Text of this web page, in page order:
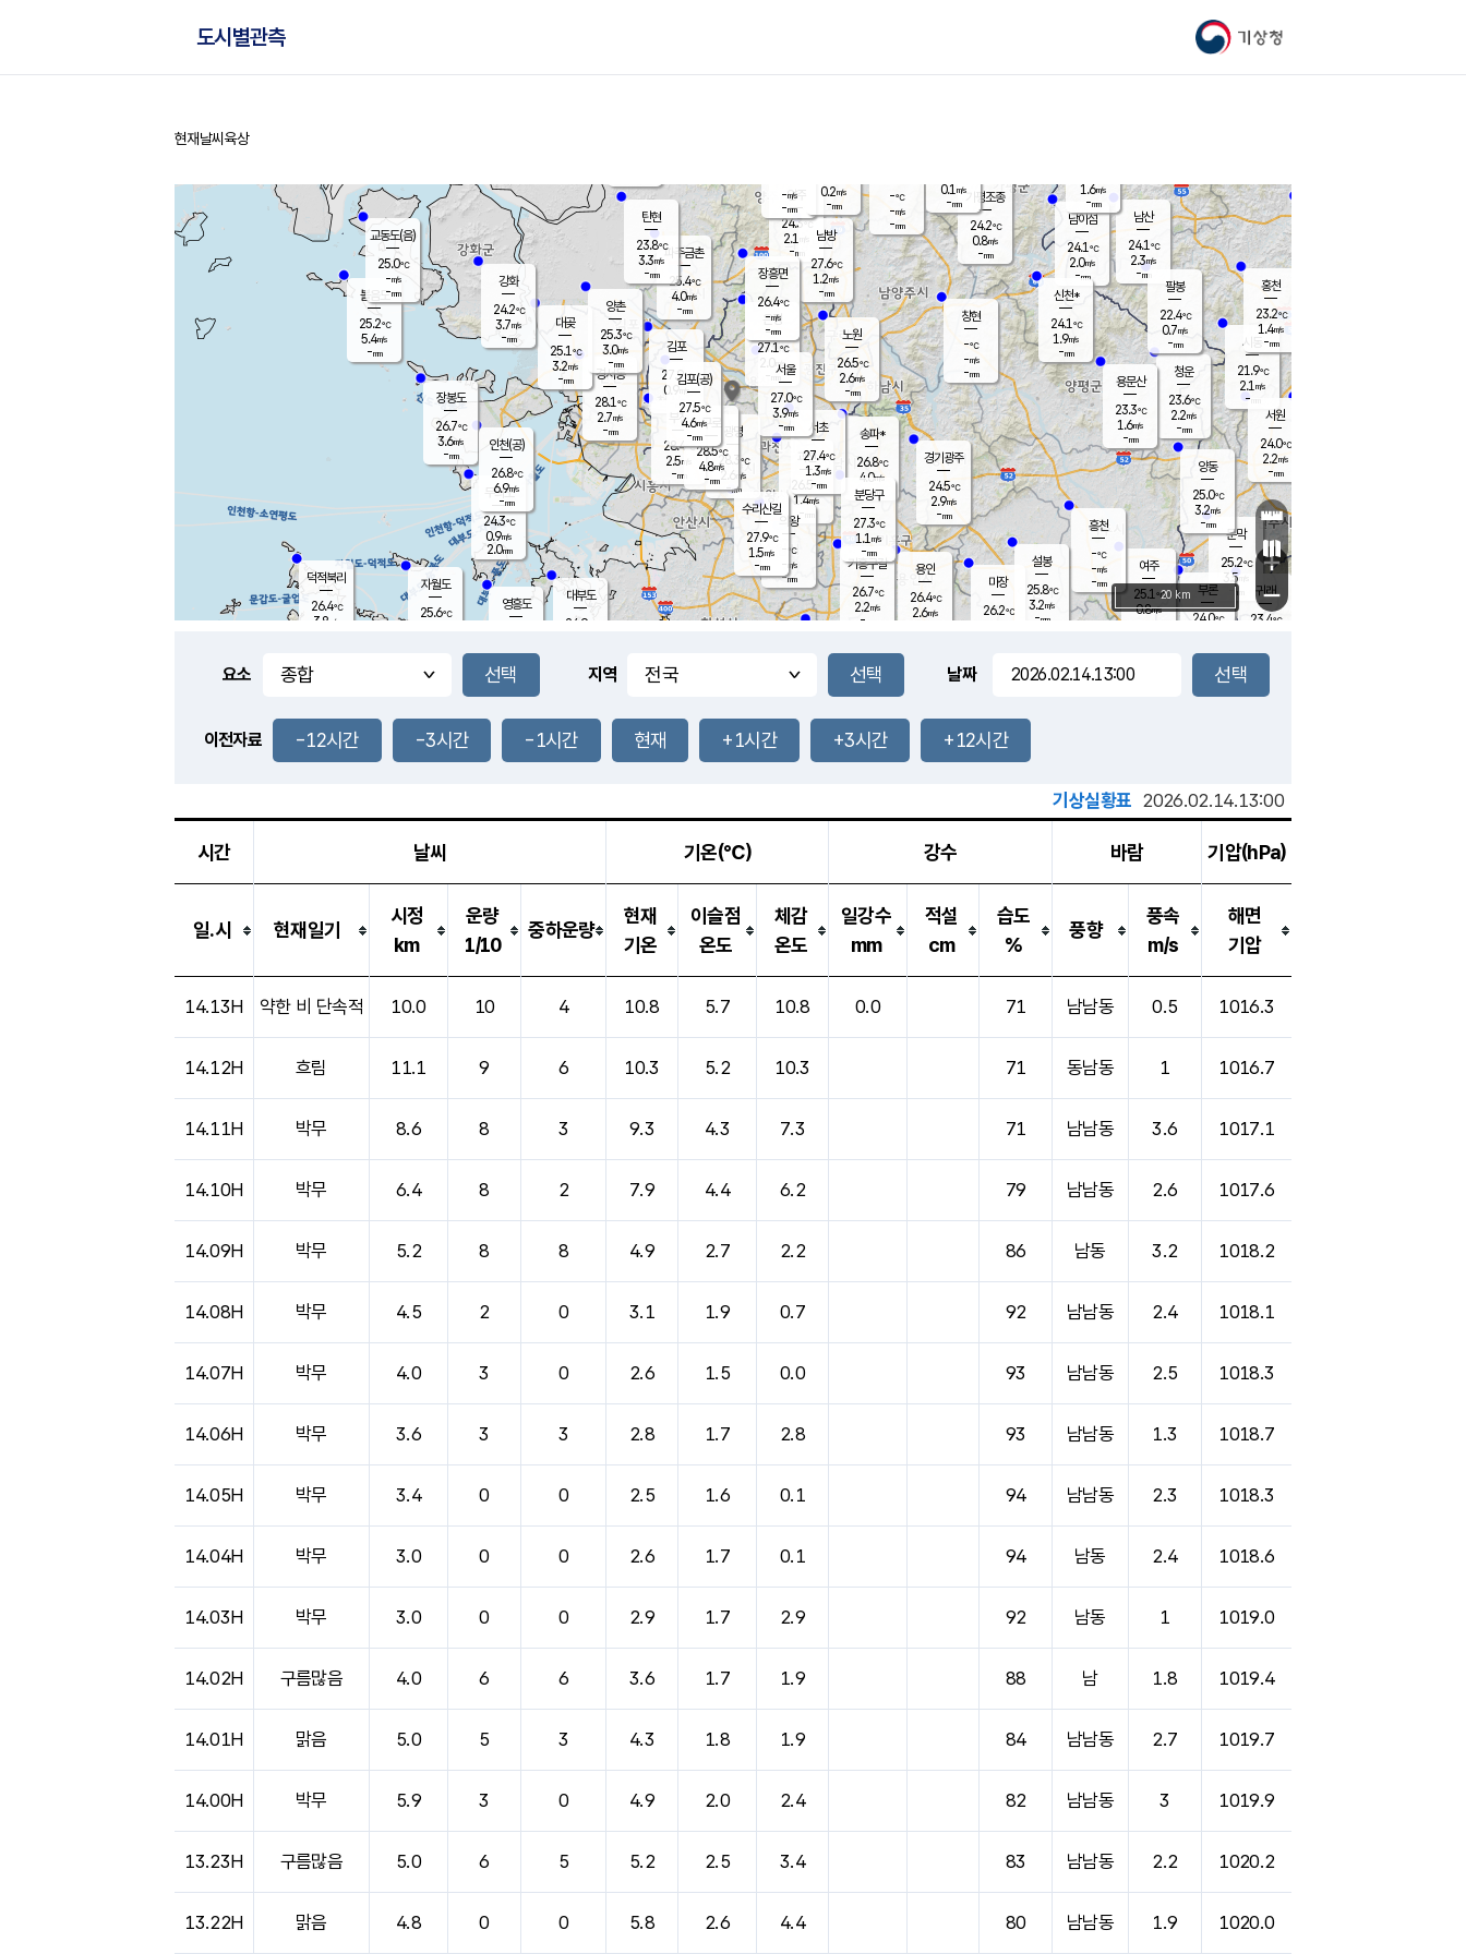
기상청
도시별관측
홈
현재날씨 육상
풍도
2.8m/s
0.5
문막
25.2℃
3.5m/s
mm
남이섬
24.1℃
2.0m/s
-mm
무의도
24.3℃
0.9m/s
2.0mm
영흥도
볼음도
25.2℃
5.4m/s
-mm
자월도
25.6℃
양주
24.3℃
2.1
-mm
부론
24.0℃
과천
26.5℃
1.4m/s
- mm
남산
24.1℃
2.3m/s
-mm
장봉도
26.7℃
3.6m/s
-mm
9.0mm
청운
23.6℃
2.2m/s
-mm
팔봉
22.4℃
0.7m/s
-mm
-mm
용인
26.4℃
2.6m/s
여주
25.1℃
0.8m/s
양동
25.0℃
3.2m/s
-mm
경기광주
24.5℃
2.9m/s
-mm
장호원
1.6m/s
-mm
25.8
℃
대부도
24.9
-
경서동
28.1℃
2.7m/s
-mm
파주금촌
25.4℃
4.0m/s
-mm
가평조종
24.2℃
0.8m/s
-mm
-℃
-m/s
-mm
대곶
25.1℃
3.2m/s
-mm
신천*
24.1℃
1.9m/s
-mm
창현
-℃
-m/s
-mm
탄현
23.8℃
3.3m/s
-mm
0.1 m/s
-mm
26.4℃
1.0m/s
-mm
흥천
-℃
-m/s
-mm
마장
26.2℃
의왕
- ℃
-m/s
-mm
김포
27.9℃
0.9 m/s
mm
설봉
25.8℃
3.2m/s
-mm
광명
28.3 ℃
2.6 m/s
-mm
부천
28.4℃
2.5m/s
-mm
-mm
양촌
25.3℃
3.0m/s
-mm
구로
28.5℃
4.8m/s
-mm
은평
27.1℃
2.0 m/s
- mm
노원
26.5℃
2.6m/s
-mm
송파*
26.8℃
4.0m/s
-mm
서초
27.4℃
1.3m/s
-mm
남방
27.6℃
1.2m/s
-mm
기흥구갈
26.7℃
2.2m/s
-
수리산길
27.9℃
1.5m/s
-mm
분당구
27.3℃
1.1 m/s
-mm
장흥면
26.4℃
-m/s
-mm
-m/s
-mm
시동
21.9℃
2.1 m/s
- mm
귀래
23.4℃
서원
24.0℃
2.2m/s
-mm
용문산
23.3℃
1.6m/s
-mm
덕적북리
26.4℃
3.8 m/s
홍천
23.2℃
1.4m/s
-mm
강화
24.2℃
3.7m/s
-mm
인천(공)
26.8℃
6.9m/s
-mm
김포(공)
27.5℃
4.6m/s
-mm
서울
27.0℃
3.9m/s
-mm
0.2m/s
-mm
교동도(음)
25.0℃
-m/s
-mm
+
−
20 km
요소 지역 날짜
이전자료 -12시간 -3시간 -1시간 현재 +1시간 +3시간 +12시간
기상실황표 2026.02.14.13:00
시간 날씨 기온(℃) 강수 바람 기압(hPa)
일.시 현재일기
시정
km
운량
1/10
중하운량
현재
기온
이슬점
온도
체감
온도
일강수
mm
적설
cm
습도
%
풍향
풍속
m/s
해면
기압
14.13H 약한 비 단속적 10.0 10 4 10.8 5.7 10.8 0.0 71 남남동 0.5 1016.3
14.12H 흐림 11.1 9 6 10.3 5.2 10.3 71 동남동 1 1016.7
14.11H 박무 8.6 8 3 9.3 4.3 7.3 71 남남동 3.6 1017.1
14.10H 박무 6.4 8 2 7.9 4.4 6.2 79 남남동 2.6 1017.6
14.09H 박무 5.2 8 8 4.9 2.7 2.2 86 남동 3.2 1018.2
14.08H 박무 4.5 2 0 3.1 1.9 0.7 92 남남동 2.4 1018.1
14.07H 박무 4.0 3 0 2.6 1.5 0.0 93 남남동 2.5 1018.3
14.06H 박무 3.6 3 3 2.8 1.7 2.8 93 남남동 1.3 1018.7
14.05H 박무 3.4 0 0 2.5 1.6 0.1 94 남남동 2.3 1018.3
14.04H 박무 3.0 0 0 2.6 1.7 0.1 94 남동 2.4 1018.6
14.03H 박무 3.0 0 0 2.9 1.7 2.9 92 남동 1 1019.0
14.02H 구름많음 4.0 6 6 3.6 1.7 1.9 88 남 1.8 1019.4
14.01H 맑음 5.0 5 3 4.3 1.8 1.9 84 남남동 2.7 1019.7
14.00H 박무 5.9 3 0 4.9 2.0 2.4 82 남남동 3 1019.9
13.23H 구름많음 5.0 6 5 5.2 2.5 3.4 83 남남동 2.2 1020.2
13.22H 맑음 4.8 0 0 5.8 2.6 4.4 80 남남동 1.9 1020.0